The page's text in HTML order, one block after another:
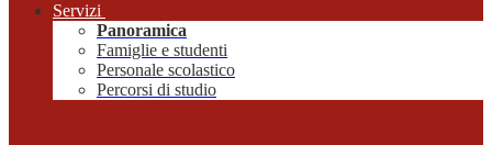
Servizi
Panoramica
Famiglie e studenti
Personale scolastico
Percorsi di studio